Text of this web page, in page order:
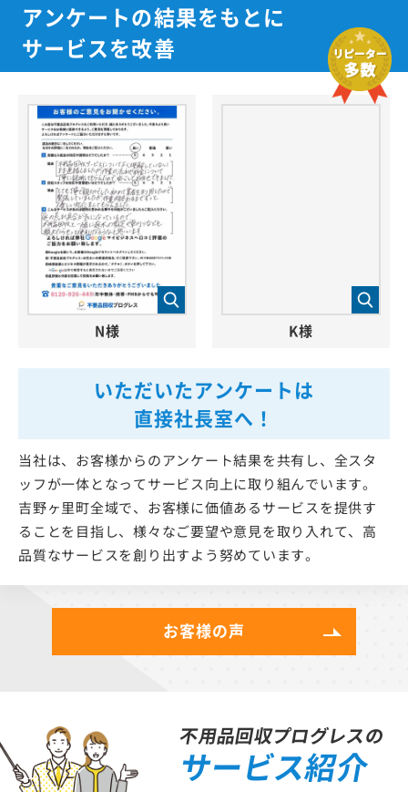
アンケートの結果をもとに
サービスを改善
いただいたアンケートは
直接社長室へ！
当社は、お客様からのアンケート結果を共有し、全スタ
ッフが一体となってサービス向上に取り組んでいます。
吉野ヶ里町全域で、お客様に価値あるサービスを提供す
ることを目指し、様々なご要望や意見を取り入れて、高
品質なサービスを創り出すよう努めています。
N様 K様
お客様の声
不用品回収プログレスの
サービス紹介